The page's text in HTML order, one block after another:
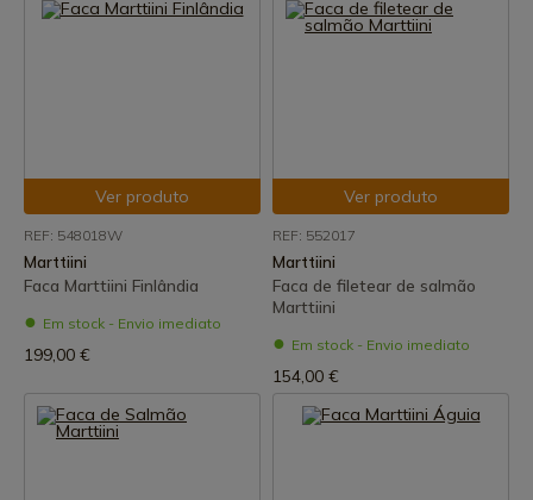
Ver produto
REF: 548018W
Marttiini
Faca Marttiini Finlândia
Em stock - Envio imediato
199,00 €
Ver produto
REF: 552017
Marttiini
Faca de filetear de salmão
Marttiini
Em stock - Envio imediato
154,00 €